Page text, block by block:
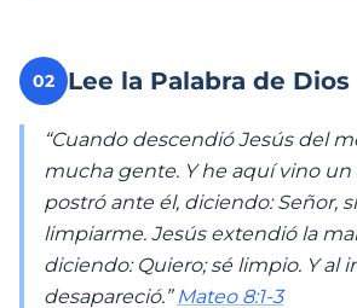
02 Lee la Palabra de Dios
“Cuando descendió Jesús del
mucha gente. Y he aquí vino un
postró ante él, diciendo: Señor,
limpiarme. Jesús extendió la
diciendo: Quiero; sé limpio. Y al
desapareció.” Mateo 8:1-3